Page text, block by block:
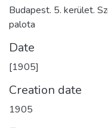
Budapest. 5. kerület.
palota
Date
[1905]
Creation date
1905